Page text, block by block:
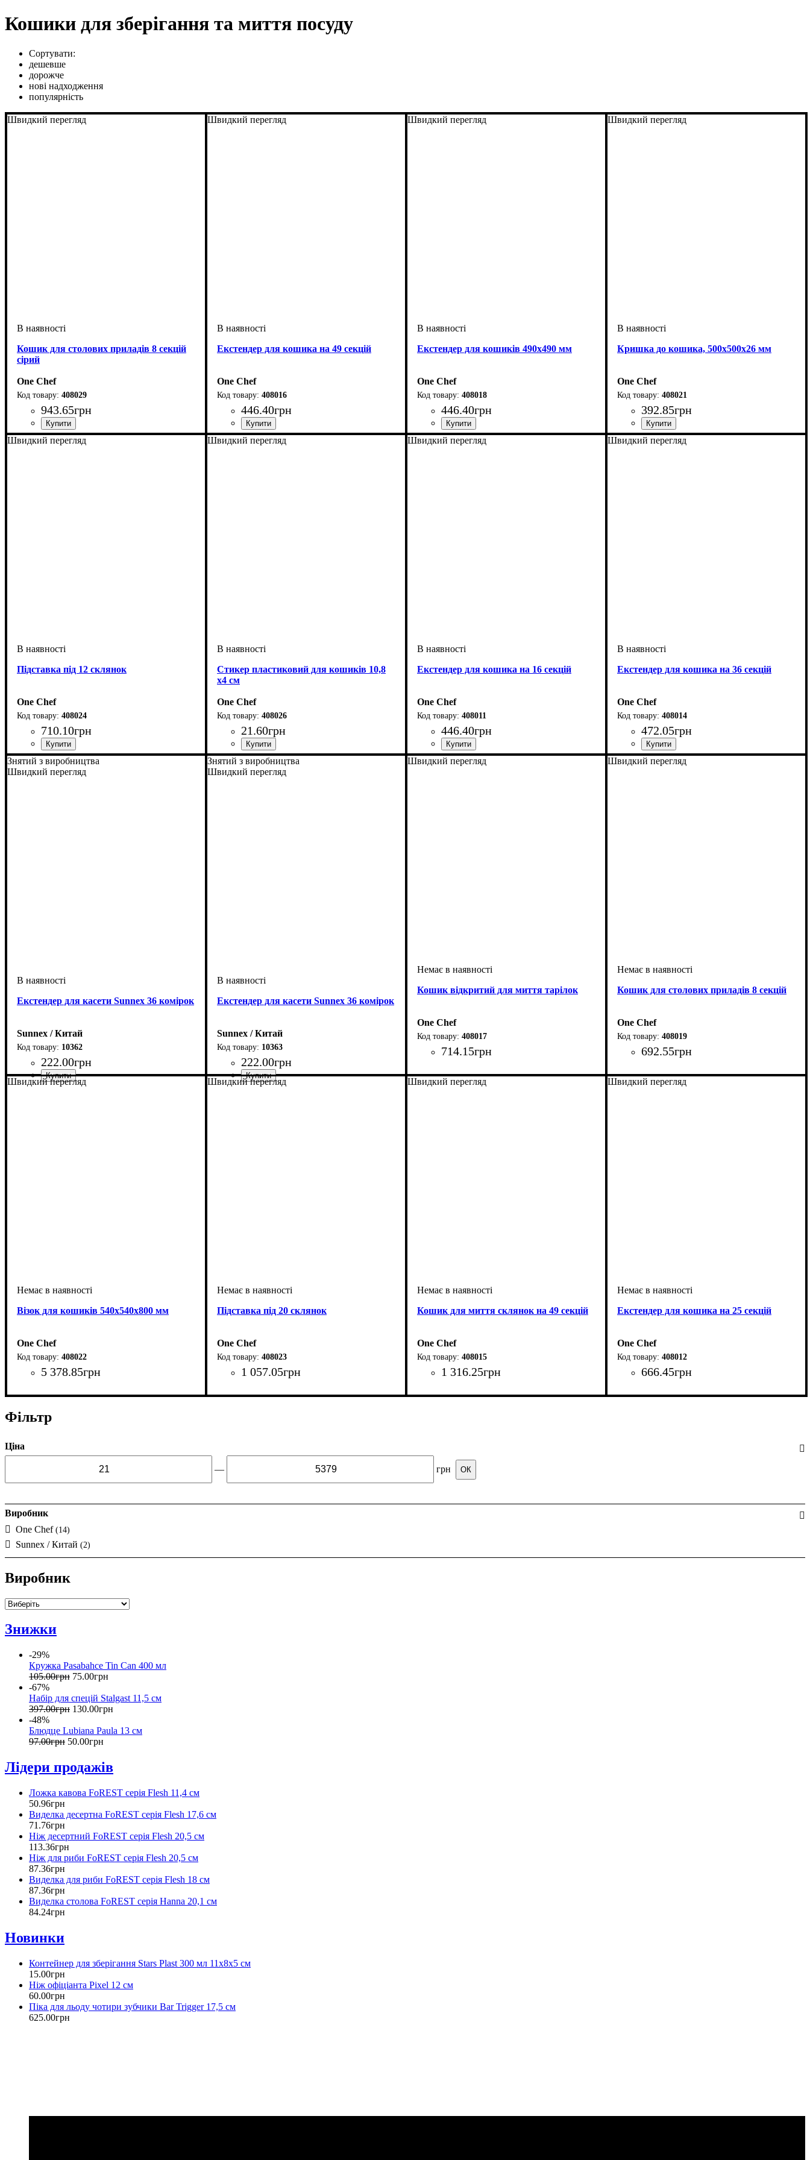
Кошики для зберігання та миття посуду
Сортувати:
дешевше
дорожче
нові надходження
популярність
Швидкий перегляд
Кошик для столових приладів 8 секцій
сірий
One Chef
408029
943.65грн
Швидкий перегляд
Екстендер для кошика на 49 секцій
One Chef
408016
446.40грн
Швидкий перегляд
Екстендер для кошиків 490х490 мм
One Chef
408018
446.40грн
Швидкий перегляд
Кришка до кошика, 500х500х26 мм
One Chef
408021
392.85грн
Швидкий перегляд
Підставка під 12 склянок
One Chef
408024
710.10грн
Швидкий перегляд
Стикер пластиковий для кошиків 10,8
х4 см
One Chef
408026
21.60грн
Швидкий перегляд
Екстендер для кошика на 16 секцій
One Chef
408011
446.40грн
Швидкий перегляд
Екстендер для кошика на 36 секцій
One Chef
408014
472.05грн
Знятий з виробництва
Швидкий перегляд
Екстендер для касети Sunnex 36 комірок
Sunnex / Китай
10362
222.00грн
Знятий з виробництва
Швидкий перегляд
Екстендер для касети Sunnex 36 комірок
Sunnex / Китай
10363
222.00грн
Швидкий перегляд
Кошик відкритий для миття тарілок
One Chef
408017
714.15грн
Швидкий перегляд
Кошик для столових приладів 8 секцій
One Chef
408019
692.55грн
Швидкий перегляд
Візок для кошиків 540х540х800 мм
One Chef
408022
5 378.85грн
Швидкий перегляд
Підставка під 20 склянок
One Chef
408023
1 057.05грн
Швидкий перегляд
Кошик для миття склянок на 49 секцій
One Chef
408015
1 316.25грн
Швидкий перегляд
Екстендер для кошика на 25 секцій
One Chef
408012
666.45грн
Фільтр
Ціна
— грн ОК
Виробник
One Chef (14)
Sunnex / Китай (2)
Виробник
Знижки
-29%
Кружка Pasabahce Tin Can 400 мл
105.00грн 75.00грн
-67%
Набір для спецій Stalgast 11,5 см
397.00грн 130.00грн
-48%
Блюдце Lubiana Paula 13 см
97.00грн 50.00грн
Лідери продажів
Ложка кавова FoREST серія Flesh 11,4 см
50.96грн
Виделка десертна FoREST серія Flesh 17,6 см
71 .76грн
Ніж десертний FoREST серія Flesh 20,5 см
113.36грн
Ніж для риби FoREST серія Flesh 20,5 см
87.36грн
Виделка для риби FoREST серія Flesh 18 см
87.36грн
Виделка столова FoREST серія Hanna 20,1 см
84.24грн
Новинки
Контейнер для зберігання Stars Plast 300 мл 11х8х5 см
15.00грн
Ніж офіціанта Pixel 12 см
60.00грн
Піка для льоду чотири зубчики Bar Trigger 17,5 см
625.00грн